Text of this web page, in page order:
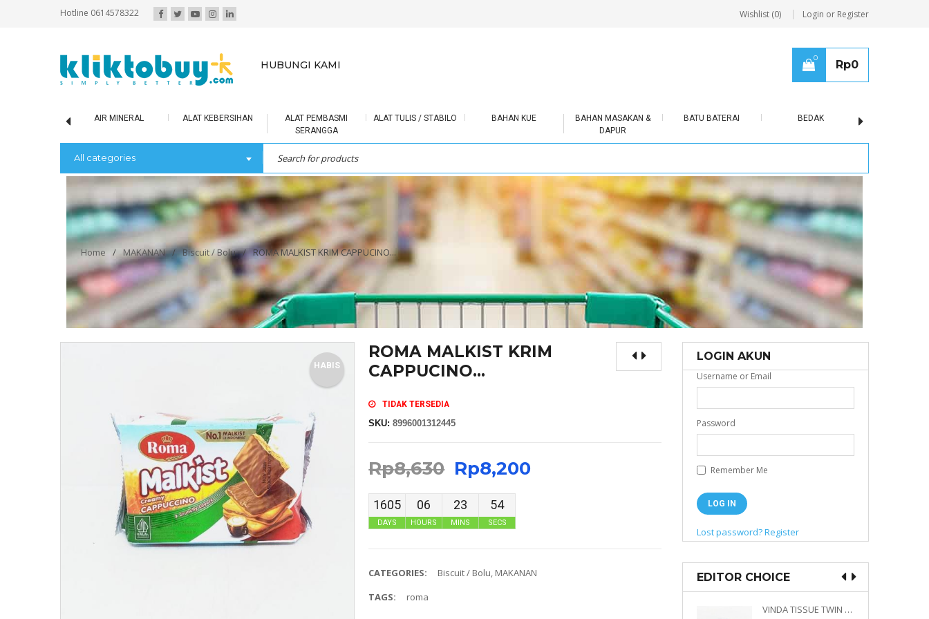
Hotline 0614578322 Wishlist (0) Login or Register
HUBUNGI KAMI
0
Rp0
AIR MINERAL ALAT KEBERSIHAN
ALAT PEMBASMI
SERANGGA
ALAT TULIS / STABILO BAHAN KUE
BAHAN MASAKAN &
DAPUR
BATU BATERAI BEDAK
All categories
Home / MAKANAN / Biscuit / Bolu / ROMA MALKIST KRIM CAPPUCINO...
HABIS
ROMA MALKIST KRIM
CAPPUCINO...
TIDAK TERSEDIA
SKU:8996001312445
Rp8,630 Rp8,200
1605
DAYS
06
HOURS
23
MINS
53
SECS
CATEGORIES: Biscuit / Bolu, MAKANAN
TAGS:
roma
LOGIN AKUN
Username or Email
Password
Remember Me
Lost password?Register
EDITOR CHOICE
VINDA TISSUE TWIN PACK 2 X 330 S